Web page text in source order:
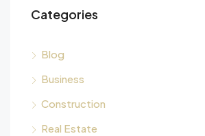
Categories
Blog
Business
Construction
Real Estate